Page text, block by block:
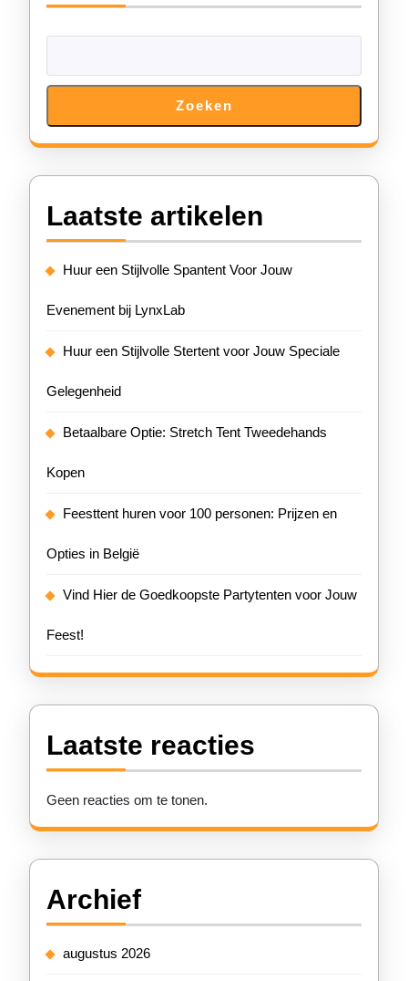
Zoeken
Laatste artikelen
Huur een Stijlvolle Spantent Voor Jouw
Evenement bij LynxLab
Huur een Stijlvolle Stertent voor Jouw Speciale
Gelegenheid
Betaalbare Optie: Stretch Tent Tweedehands
Kopen
Feesttent huren voor 100 personen: Prijzen en
Opties in België
Vind Hier de Goedkoopste Partytenten voor Jouw
Feest!
Laatste reacties
Geen reacties om te tonen.
Archief
augustus 2026